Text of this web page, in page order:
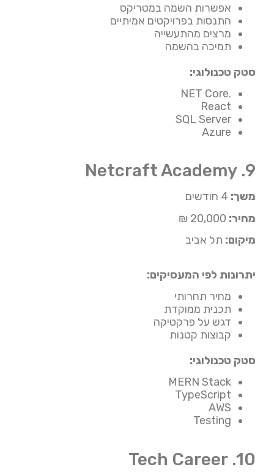
אפשרות השמה במטריקס
התנסות בפרויקטים אמיתיים
מרצים מהתעשייה
תמיכה בהשמה
סטק טכנולוגי:
.NET Core
React
SQL Server
Azure
9. Netcraft Academy
משך:
מחיר:
מיקום: תל אביב
יתרונות לפי המעסיקים:
מחיר תחרותי
תכנית ממוקדת
דגש על פרקטיקה
קבוצות קטנות
סטק טכנולוגי:
MERN Stack
TypeScript
AWS
Testing
10. Tech Career